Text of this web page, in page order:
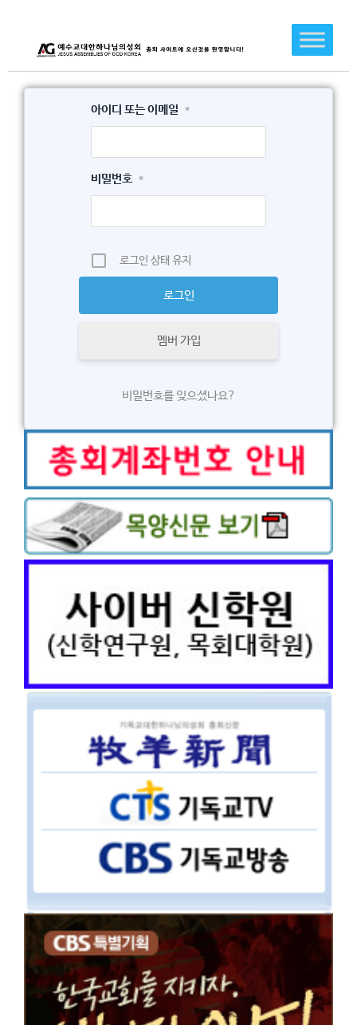
로
아이디 또는 이메일 *
비밀번호 *
로그인 상태 유지
멤버 가입
비밀번호를 잊으셨나요?